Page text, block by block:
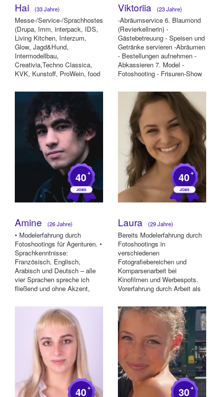
Hai (33 Jahre)
Messe-/Service-/Sprachhostess
(Drupa, Imm, interpack, IDS,
Living Kitchen, Interzum,
Glow, Jagd&Hund,
Intermodellbau,
Creativia,Techno Classica,
KVK, Kunstoff, ProWein, food
Viktoriia (23 Jahre)
-Abräumservice 6. Blaumond
(Revierkellnerin) -
Gästebetreuung - Speisen und
Getränke servieren -Abräumen
- Bestellungen aufnehmen -
Abkassieren 7. Model -
Fotoshooting - Frisuren-Show
40+
Amine (26 Jahre)
• Modelerfahrung durch
Fotoshootings für Agenturen. •
Sprachkenntnisse:
Französisch, Englisch,
Arabisch und Deutsch – alle
vier Sprachen spreche ich
fließend und ohne Akzent,
40+
Laura (29 Jahre)
Bereits Modelerfahrung durch
Fotoshootings in
verschiedenen
Fotografiebereichen und
Komparsenarbeit bei
Kinofilmen und Werbespots.
Vorerfahrung durch Arbeit als
als Hostess....
40+ 30+